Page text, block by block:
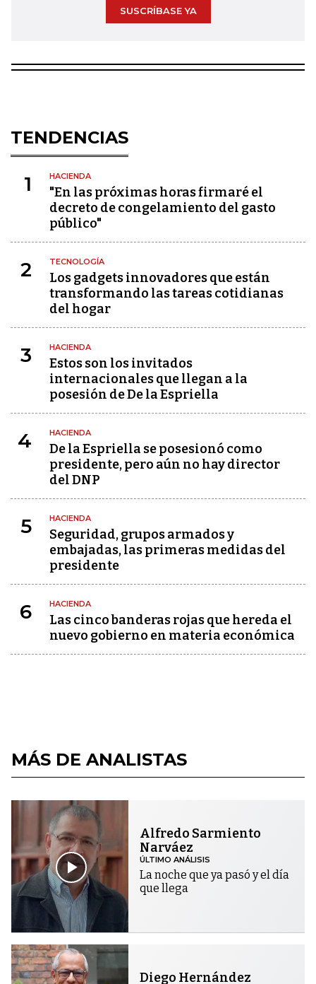
SUSCRÍBASE YA
TENDENCIAS
1 HACIENDA
"En las próximas horas firmaré el
decreto de congelamiento del gasto
público"
2 TECNOLOGÍA
Los gadgets innovadores que están
transformando las tareas cotidianas
del hogar
3 HACIENDA
Estos son los invitados
internacionales que llegan a la
posesión de De la Espriella
4 HACIENDA
De la Espriella se posesionó como
presidente, pero aún no hay director
del DNP
5 HACIENDA
Seguridad, grupos armados y
embajadas, las primeras medidas del
presidente
6 HACIENDA
Las cinco banderas rojas que hereda el
nuevo gobierno en materia económica
MÁS DE ANALISTAS
Alfredo Sarmiento
Narváez
ÚLTIMO ANÁLISIS
La noche que ya pasó y el día
que llega
Diego Hernández